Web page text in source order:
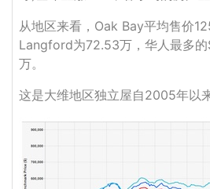
从地区来看，Oak Bay平均售价
Langford为72.53万，华人最多
万。
这是大维地区独立屋自2005年以